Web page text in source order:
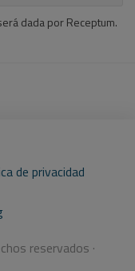
dada por Receptum.
de privacidad
reservados ·